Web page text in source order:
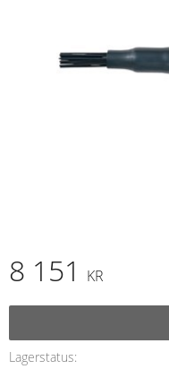
8 151 KR
Lagerstatus